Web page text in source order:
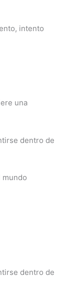
intento
una
dentro de
mundo
dentro de